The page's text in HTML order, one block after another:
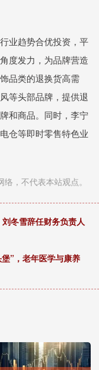
业趋势合优投资，平
度发力，为品牌营造
品类的退换货高需
等头部品牌，提供退
和商品。同时，李宁
仓等即时零售特色业
，不代表本站观点。
冬雪辞任财务负责人
”，老年医学与康养